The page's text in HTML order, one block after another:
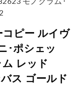
ピー ルイヴ
･ポシェッ
レッド
ス ゴールド